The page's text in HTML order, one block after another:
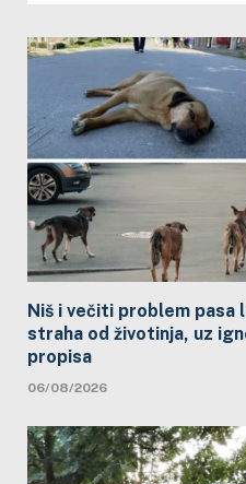
Niš i večiti problem pasa
straha od životinja, uz
propisa
06/08/2026